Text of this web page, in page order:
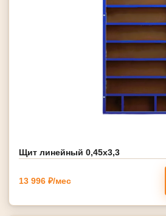
Щит линейный 0,45х3,3
13 996 ₽/мес